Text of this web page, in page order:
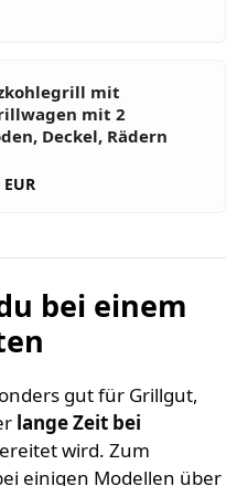
mit
mit 2
Deckel, Rädern
bei einem
gut für Grillgut,
lange Zeit bei
wird. Zum
einigen Modellen über